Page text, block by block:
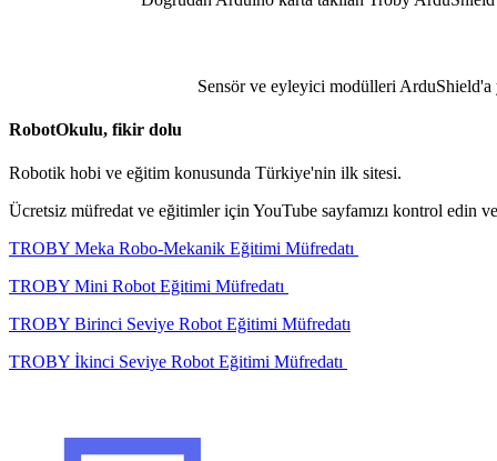
Sensör ve eyleyici modülleri ArduShield'a
RobotOkulu, fikir dolu
Robotik hobi ve eğitim konusunda Türkiye'nin ilk sitesi.
Ücretsiz müfredat ve eğitimler için YouTube sayfamızı kontrol edin
TROBY Meka Robo-Mekanik Eğitimi Müfredatı
TROBY Mini Robot Eğitimi Müfredatı
TROBY Birinci Seviye Robot Eğitimi Müfredatı
TROBY İkinci Seviye Robot Eğitimi Müfredatı